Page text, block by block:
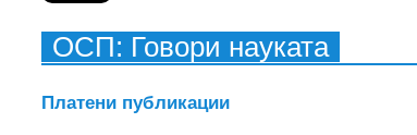
ОСП: Говори науката
Платени публикации